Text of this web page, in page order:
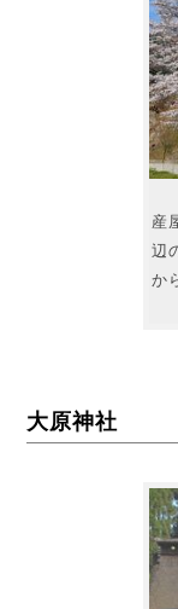
産
辺
か
大原神社